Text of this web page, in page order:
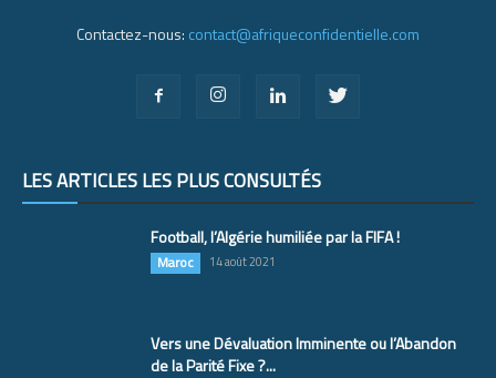
Contactez-nous: contact@afriqueconfidentielle.com
LES ARTICLES LES PLUS CONSULTÉS
Football, l’Algérie humiliée par la FIFA !
Maroc 14 août 2021
Vers une Dévaluation Imminente ou l’Abandon
de la Parité Fixe ?...